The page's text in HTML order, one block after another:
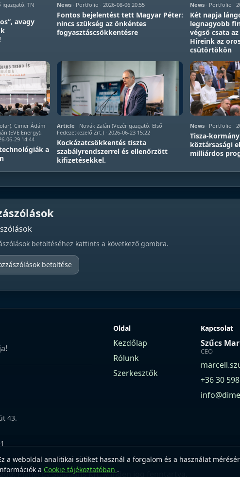
igazgató, TN
avagy
News· Portfolio · 2026-08-06 20:55
Fontos bejelentést tett Magyar Péter:
nincs szükség az önkéntes
fogyasztáscsökkentésre
News · Portfolio ·
Két napja
legnagyobb
végső csata
Híreink az
csütörtökön
Cimer Ádám
(EVE Energy),
06-29 14:44
a
Article · Novák Zalán (Vezérigazgató, Első
Fedezetkezelő Zrt.) · 2026-06-23 15:22
Kockázatcsökkentés tiszta
szabályrendszerrel és ellenőrzött
kifizetésekkel.
News · Portfolio ·
Tisza-
köztársasági
milliárdos
betöltéséhez kattints a következő gombra.
betöltése
a weboldal analitikai sütiket használ a forgalom és a használat
a Cookie tájékoztatóban .
43.
Oldal
Kezdőlap
Rólunk
Szerkesztők
Kapcsolat
Szűcs
CEO
+36 30
Planergy Solutions Kft. Minden jog fenntartva.